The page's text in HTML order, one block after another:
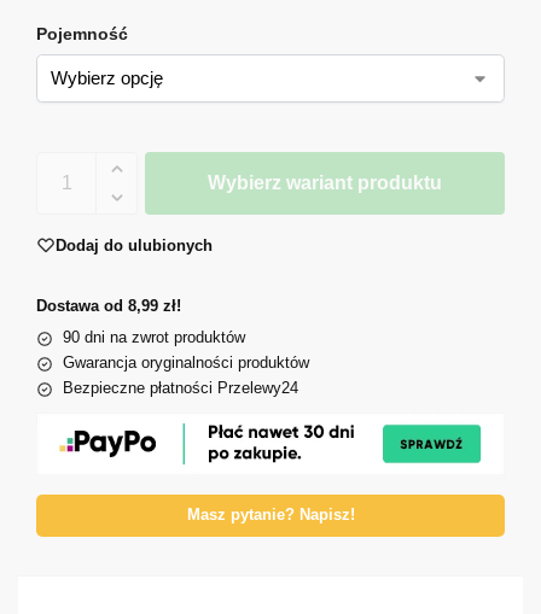
Pojemność
Wybierz wariant produktu
Dodaj do ulubionych
Dostawa od 8,99 zł!
90 dni na zwrot produktów
Gwarancja oryginalności produktów
Bezpieczne płatności Przelewy24
Masz pytanie? Napisz!